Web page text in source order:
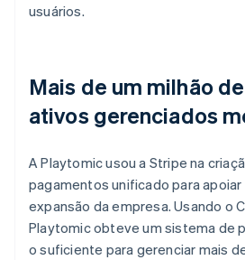
usuários.
Mais de um milhão
ativos gerenciados
A Playtomic usou a Stripe na
pagamentos unificado para
expansão da empresa. Usando o
Playtomic obteve um sistema de
o suficiente para gerenciar mais